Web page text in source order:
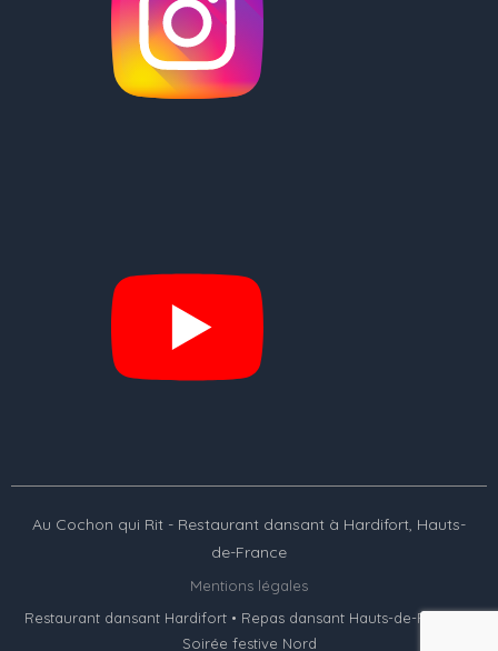
Au Cochon qui Rit - Restaurant dansant à Hardifort, Hauts-
de-France
Mentions légales
Restaurant dansant Hardifort • Repas dansant Hauts-de-France •
Soirée festive Nord